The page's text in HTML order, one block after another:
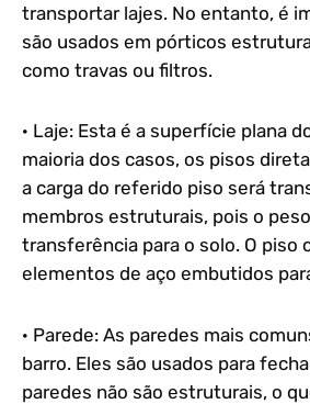
transportar lajes. No entanto, é
são usados em pórticos
como travas ou filtros.
· Laje: Esta é a superfície plana
maioria dos casos, os pisos
a carga do referido piso será
membros estruturais, pois o
transferência para o solo. O
elementos de aço embutidos
· Parede: As paredes mais
barro. Eles são usados para
paredes não são estruturais, o